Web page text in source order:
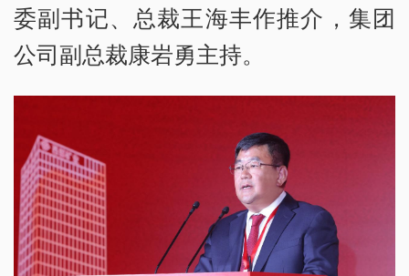
委副书记、总裁王海丰作推介，集团
公司副总裁康岩勇主持。